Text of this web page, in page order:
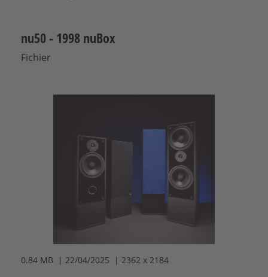
nu50 - 1998 nuBox
Fichier
0.84 MB | 22/04/2025 | 2362 x 2184